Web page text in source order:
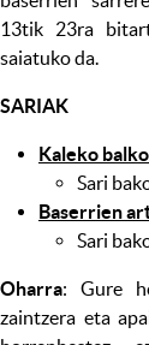
13tik 23ra
saiatuko da.
SARIAK
Kaleko
Sari
Baserrien
Sari
Oharra: Gure
zaintzera eta